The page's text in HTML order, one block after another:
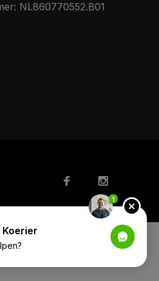
NL860770552.B01
1
Koerier